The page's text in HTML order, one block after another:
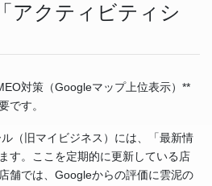
アクティビティシ
対策（Googleマップ上位表示）**
です。
（旧マイビジネス）には、「最新情
す。ここを定期的に更新している店
舗では、Googleからの評価に雲泥の